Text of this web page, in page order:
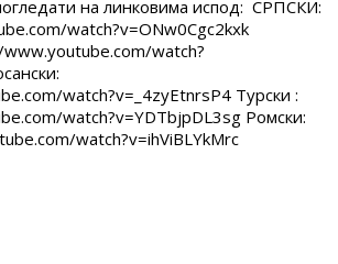
на линковима испод: СРПСКИ:
watch?v=ONw0Cgc2kxk
watch?
watch?v=_4zyEtnrsP4 Турски :
watch?v=YDTbjpDL3sg Ромски:
watch?v=ihViBLYkMrc